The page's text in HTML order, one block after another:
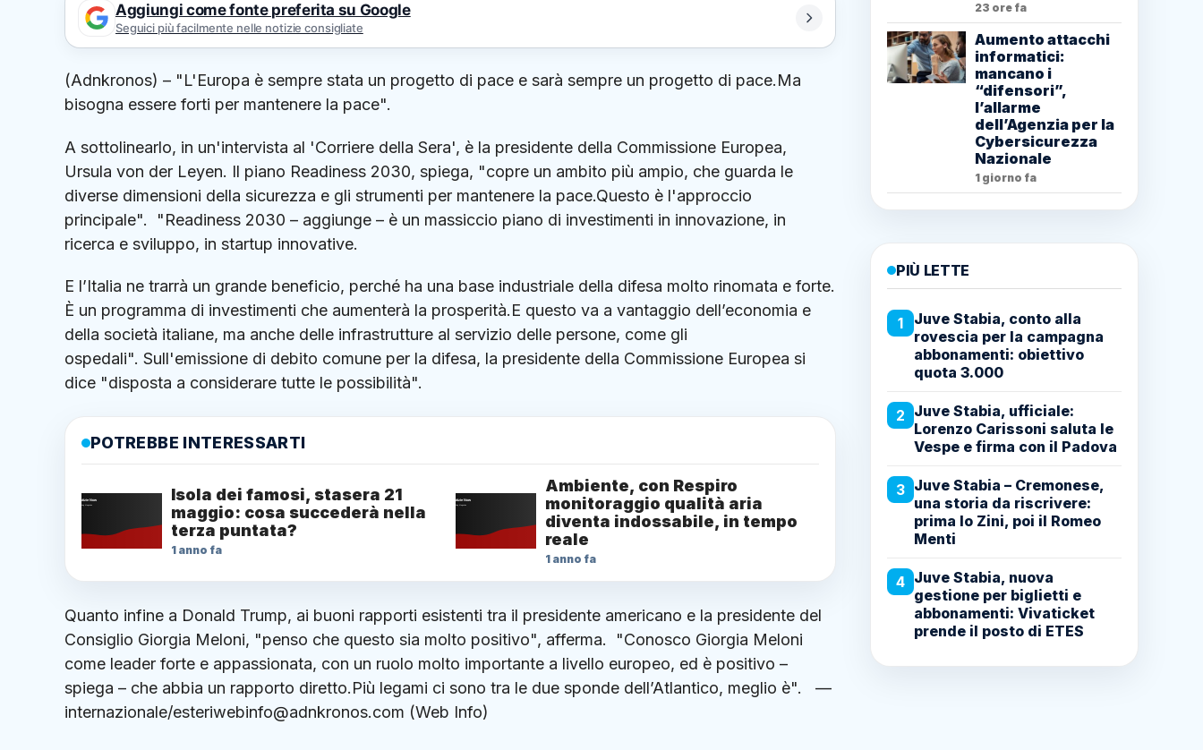
Aggiungi come fonte preferita su Google
Seguici più facilmente nelle notizie consigliate
(Adnkronos) – "L'Europa è sempre stata un progetto di pace e sarà sempre un progetto di pace.Ma
bisogna essere forti per mantenere la pace".
A sottolinearlo, in un'intervista al 'Corriere della Sera', è la presidente della Commissione Europea,
Ursula von der Leyen. Il piano Readiness 2030, spiega, "copre un ambito più ampio, che guarda le
diverse dimensioni della sicurezza e gli strumenti per mantenere la pace.Questo è l'approccio
principale". "Readiness 2030 – aggiunge – è un massiccio piano di investimenti in innovazione, in
ricerca e sviluppo, in startup innovative.
E l’Italia ne trarrà un grande beneficio, perché ha una base industriale della difesa molto rinomata e forte.
È un programma di investimenti che aumenterà la prosperità.E questo va a vantaggio dell’economia e
della società italiane, ma anche delle infrastrutture al servizio delle persone, come gli
ospedali". Sull'emissione di debito comune per la difesa, la presidente della Commissione Europea si
dice "disposta a considerare tutte le possibilità".
POTREBBE INTERESSARTI
Isola dei famosi, stasera 21
maggio: cosa succederà nella
terza puntata?
1 anno fa
Ambiente, con Respiro
monitoraggio qualità aria
diventa indossabile, in tempo
reale
1 anno fa
Quanto infine a Donald Trump, ai buoni rapporti esistenti tra il presidente americano e la presidente del
Consiglio Giorgia Meloni, "penso che questo sia molto positivo", afferma. "Conosco Giorgia Meloni
come leader forte e appassionata, con un ruolo molto importante a livello europeo, ed è positivo –
spiega – che abbia un rapporto diretto.Più legami ci sono tra le due sponde dell’Atlantico, meglio è". —
internazionale/esteriwebinfo@adnkronos.com (Web Info)
23 ore fa
Aumento attacchi
informatici:
mancano i
“difensori”,
l’allarme
dell’Agenzia per la
Cybersicurezza
Nazionale
1 giorno fa
PIÙ LETTE
1
Juve Stabia, conto alla
rovescia per la campagna
abbonamenti: obiettivo
quota 3.000
2 Juve Stabia, ufficiale:
Lorenzo Carissoni saluta le
Vespe e firma con il Padova
3 Juve Stabia – Cremonese,
una storia da riscrivere:
prima lo Zini, poi il Romeo
Menti
4 Juve Stabia, nuova
gestione per biglietti e
abbonamenti: Vivaticket
prende il posto di ETES